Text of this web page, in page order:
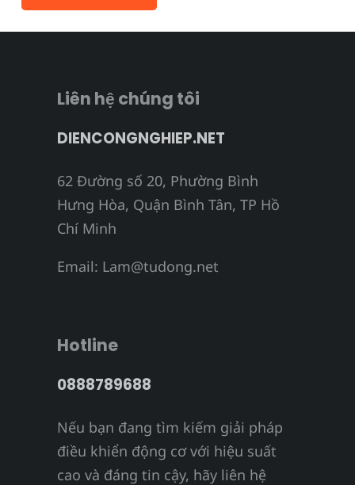
Liên hệ chúng tôi
DIENCONGNGHIEP.NET
62 Đường số 20, Phường Bình
Hưng Hòa, Quận Bình Tân, TP Hồ
Chí Minh
Email: Lam@tudong.net
Hotline
0888789688
Nếu bạn đang tìm kiếm giải pháp
điều khiển động cơ với hiệu suất
cao và đáng tin cậy, hãy liên hệ